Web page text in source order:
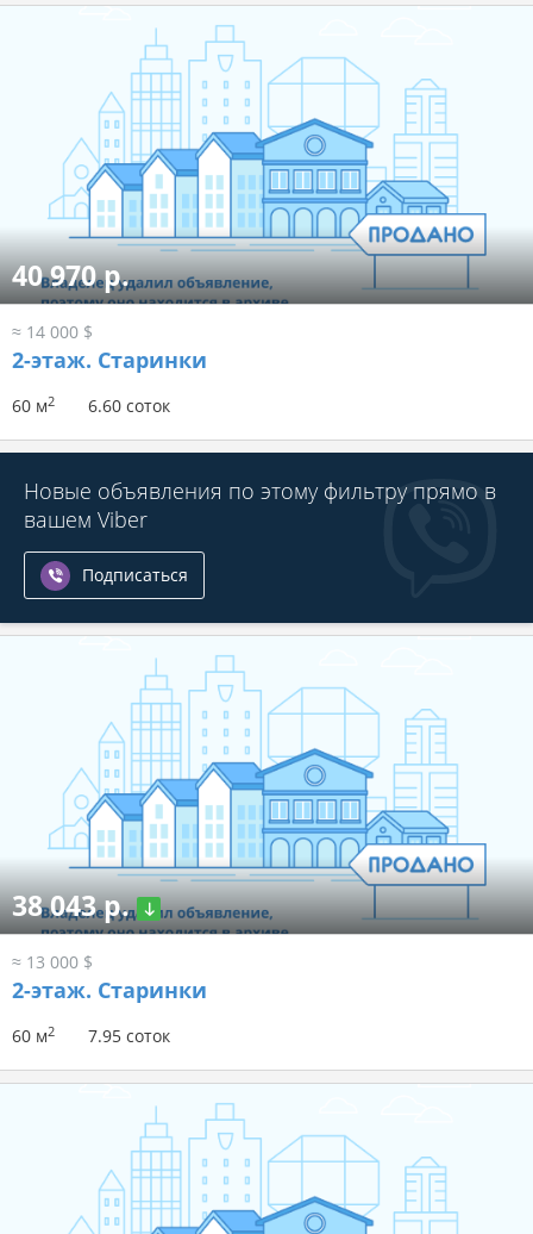
40 970 р.
≈ 14 000 $
2-этаж. Старинки
60 м2 6.60 соток
Новые объявления по этому фильтру прямо в
вашем Viber
Подписаться
38 043 р.
≈ 13 000 $
2-этаж. Старинки
60 м2 7.95 соток